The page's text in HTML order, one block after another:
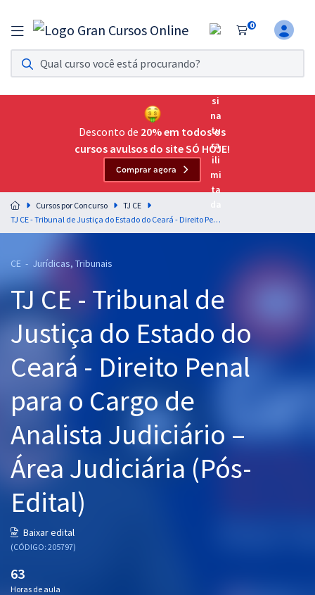
0
Assinatura Ilimitada 11
Acesso a todos os cursos. Teste grátis por 7 dias!
Assinatura OAB Até Passar
Acesso ilimitado a toda preparação para o Exame da
Residências Multiprofissionais
Preparação completa e intensiva para as principais
residências em saúde do Brasil
Cursos 20% OFF
Pós
Graduação
OAB
Mentorias
Questões grátis
Conteúdo gratuito
Aprovados
Desconto de 20% em todos os
cursos avulsos do site SÓ HOJE!
Comprar agora
Cursos por Concurso
TJ CE
TJ CE - Tribunal de Justiça do Estado do Ceará - Direito Penal para o Cargo de Analista Judiciário – Área Judiciária (Pós-Edital)
CE - Jurídicas, Tribunais
TJ CE - Tribunal de
Justiça do Estado do
Ceará - Direito Penal
para o Cargo de
Analista Judiciário –
Área Judiciária (Pós-
Edital)
Baixar edital
(CÓDIGO: 205797)
63
Horas de aula